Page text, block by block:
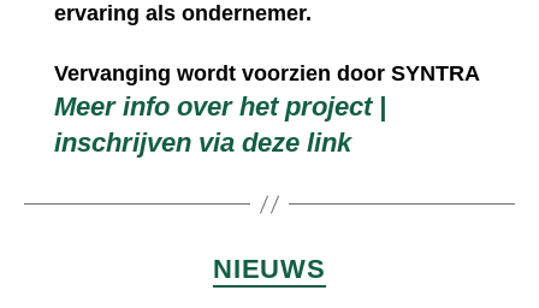
ervaring als ondernemer.
Vervanging wordt voorzien door SYNTRA
Meer info over het project |
inschrijven via deze link
NIEUWS